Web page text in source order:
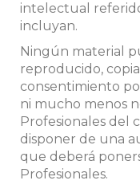
intelectual
incluyan.
Ningún material
reproducido,
consentimiento
ni mucho menos
Profesionales del
disponer de una
que deberá
Profesionales.